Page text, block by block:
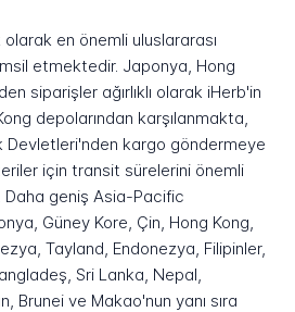
en önemli uluslararası
etmektedir. Japonya, Hong
siparişler ağırlıklı olarak iHerb'in
depolarından karşılanmakta,
Devletleri'nden kargo göndermeye
için transit sürelerini önemli
geniş Asia-Pacific
Güney Kore, Çin, Hong Kong,
Tayland, Endonezya, Filipinler,
Sri Lanka, Nepal,
Brunei ve Makao'nun yanı sıra